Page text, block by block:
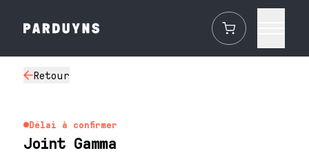
Retour
Délai à confirmer
Joint Gamma